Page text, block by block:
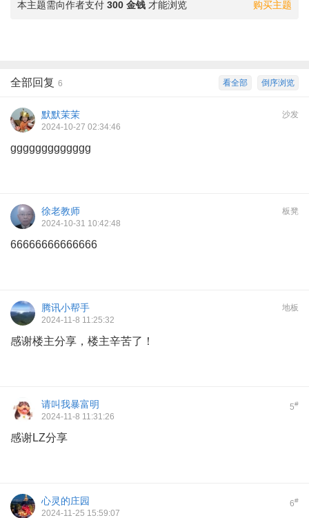
购买主题
本主题需向作者支付 300 金钱 才能浏览
倒序浏览
看全部
全部回复 6
沙发
默默茉茉
2024-10-27 02:34:46
ggggggggggggg
板凳
徐老教师
2024-10-31 10:42:48
66666666666666
地板
腾讯小帮手
2024-11-8 11:25:32
感谢楼主分享，楼主辛苦了！
5#
请叫我暴富明
2024-11-8 11:31:26
感谢LZ分享
6#
心灵的庄园
2024-11-25 15:59:07